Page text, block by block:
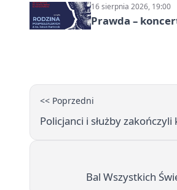
16 sierpnia 2026, 19:00
Prawda –
<< Poprzedni
Policjanci i służby
Bal Wszystkich